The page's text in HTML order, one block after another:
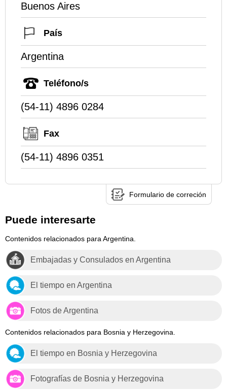
Buenos Aires
País
Argentina
Teléfono/s
(54-11) 4896 0284
Fax
(54-11) 4896 0351
Formulario de correción
Puede interesarte
Contenidos relacionados para Argentina.
Embajadas y Consulados en Argentina
El tiempo en Argentina
Fotos de Argentina
Contenidos relacionados para Bosnia y Herzegovina.
El tiempo en Bosnia y Herzegovina
Fotografías de Bosnia y Herzegovina